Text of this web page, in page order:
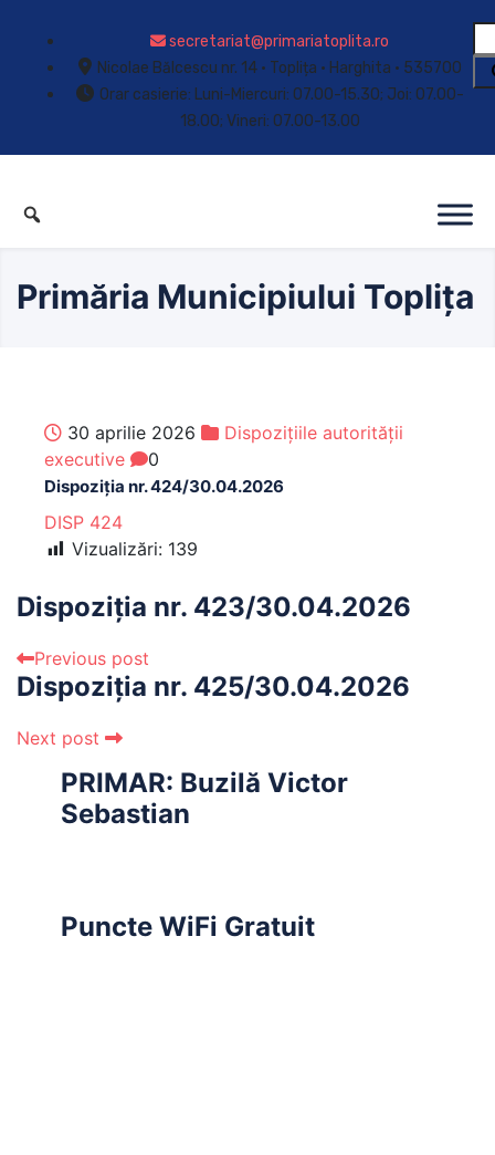
secretariat@primariatoplita.ro
Nicolae Bălcescu nr. 14 • Toplița • Harghita • 535700
Orar casierie: Luni-Miercuri: 07.00-15.30; Joi: 07.00-
18.00; Vineri: 07.00-13.00
Primăria Municipiului Toplița
30 aprilie 2026
Dispozițiile autorității
executive
0
Dispoziția nr. 424/30.04.2026
DISP 424
Vizualizări: 139
Dispoziția nr. 423/30.04.2026
Previous post
Dispoziția nr. 425/30.04.2026
Next post
PRIMAR: Buzilă Victor
Sebastian
Puncte WiFi Gratuit